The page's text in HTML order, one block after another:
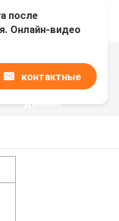
после
Онлайн-видео
​​исходящая
контактные
данные